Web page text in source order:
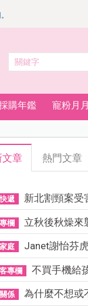
。
購年鑑 寵粉月
文章 熱門文章
遞 新北割頸案受
欄 立秋後秋燥來
庭 Janet謝怡芬虎
專欄 不買手機給孩
係 為什麼不想或